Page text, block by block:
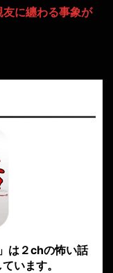
友に纏わる事象が
は２chの怖い話
います。